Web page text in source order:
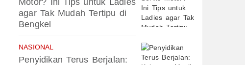
agar Tak Mudah Tertipu di
Bengkel
NASIONAL
Penyidikan Terus Berjalan: